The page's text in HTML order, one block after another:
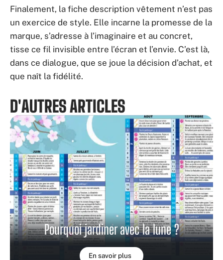
Finalement, la fiche description vêtement n’est pas
un exercice de style. Elle incarne la promesse de la
marque, s’adresse à l’imaginaire et au concret,
tisse ce fil invisible entre l’écran et l’envie. C’est là,
dans ce dialogue, que se joue la décision d’achat, et
que naît la fidélité.
D'AUTRES ARTICLES
Pourquoi jardiner avec la lune ?
En savoir plus